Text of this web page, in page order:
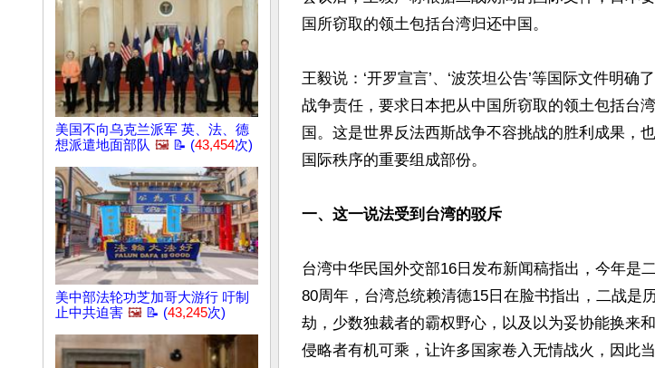
美国不向乌克兰派军 英、法、德
想派遣地面部队 🖼️ 📝 (43,454次)
美中部法轮功芝加哥大游行 吁制
止中共迫害 🖼️ 📝 (43,245次)
国所窃取的领土包括台湾归还中国。
王毅说：‘开罗宣言’、‘波茨坦公告’等国际文件明确
战争责任，要求日本把从中国所窃取的领土包括台
国。这是世界反法西斯战争不容挑战的胜利成果，
国际秩序的重要组成部份。
一、这一说法受到台湾的驳斥
台湾中华民国外交部16日发布新闻稿指出，今年是
80周年，台湾总统赖清德15日在脸书指出，二战是
劫，少数独裁者的霸权野心，以及以为妥协能换来
侵略者有机可乘，让许多国家卷入无情战火，因此